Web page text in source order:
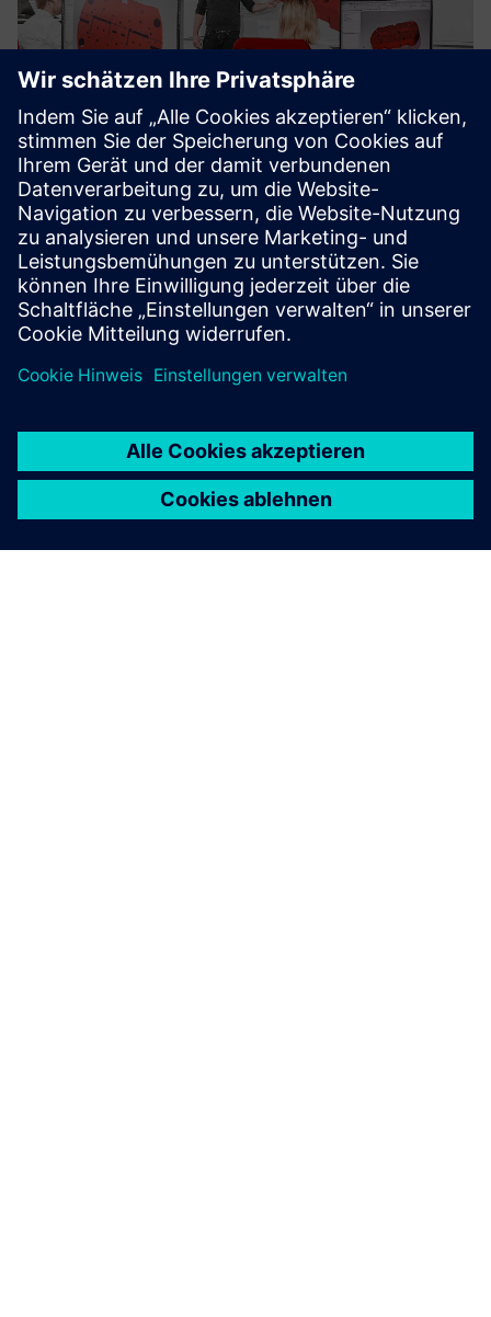
Siemens NX CAM Training courses
We provide the keys to efficient use of NX CAM in order to
take full advantage of the power of this CAM software.
Mehr erfahren